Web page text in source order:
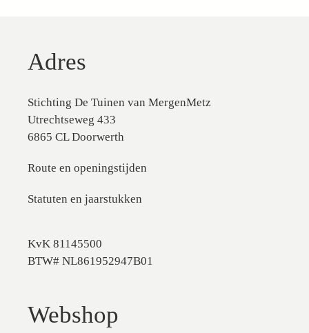
Adres
Stichting De Tuinen van MergenMetz
Utrechtseweg 433
6865 CL Doorwerth
Route en openingstijden
Statuten en jaarstukken
KvK 81145500
BTW# NL861952947B01
Webshop